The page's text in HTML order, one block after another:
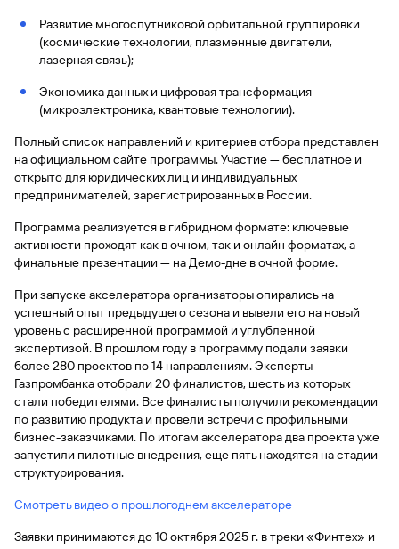
Развитие многоспутниковой орбитальной группировки
(космические технологии, плазменные двигатели,
лазерная связь);
Экономика данных и цифровая трансформация
(микроэлектроника, квантовые технологии).
Полный список направлений и критериев отбора представлен
на официальном сайте программы. Участие — бесплатное и
открыто для юридических лиц и индивидуальных
предпринимателей, зарегистрированных в России.
Программа реализуется в гибридном формате: ключевые
активности проходят как в очном, так и онлайн форматах, а
финальные презентации — на Демо-дне в очной форме.
При запуске акселератора организаторы опирались на
успешный опыт предыдущего сезона и вывели его на новый
уровень с расширенной программой и углубленной
экспертизой. В прошлом году в программу подали заявки
более 280 проектов по 14 направлениям. Эксперты
Газпромбанка отобрали 20 финалистов, шесть из которых
стали победителями. Все финалисты получили рекомендации
по развитию продукта и провели встречи с профильными
бизнес-заказчиками. По итогам акселератора два проекта уже
запустили пилотные внедрения, еще пять находятся на стадии
структурирования.
Смотреть видео о прошлогоднем акселераторе
Заявки принимаются до 10 октября 2025 г. в треки «Финтех» и